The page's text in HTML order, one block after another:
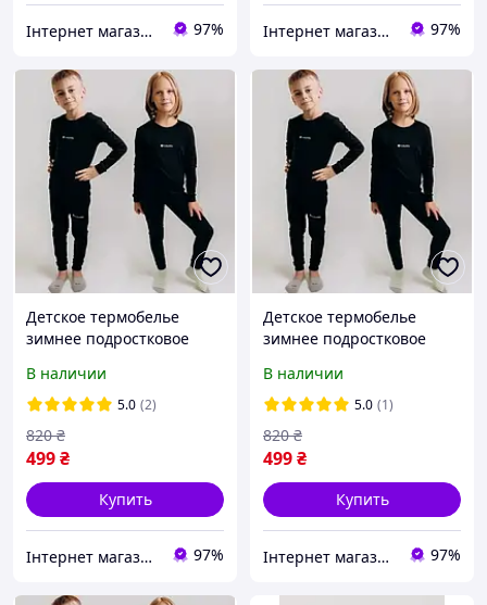
Інтернет магазин товарів для риболовлі Fishermen 97% Інтернет магазин товарів для риболовлі Fishermen 97%
Детское термобелье
зимнее подростковое
(9-10 лет)
В наличии
5.0 (2)
499₴
820 ₴
Купить
Інтернет магазин товарів для риболовлі Fishermen 97%
Детское термобелье
зимнее подростковое
152р (11-12 лет)
В наличии
5.0 (1)
499₴
820 ₴
Купить
Інтернет магазин товарів для риболовлі Fishermen 97%